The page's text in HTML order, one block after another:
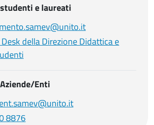
e laureati
della Direzione Didattica e
Enti
8876